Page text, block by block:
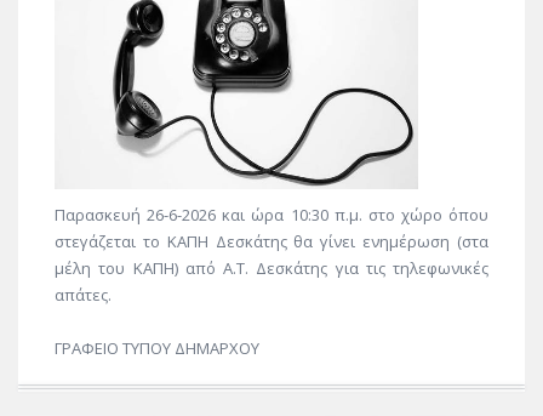
Παρασκευή 26-6-2026 και ώρα 10:30 π.μ. στο χώρο όπου
στεγάζεται το ΚΑΠΗ Δεσκάτης θα γίνει ενημέρωση (στα
μέλη του ΚΑΠΗ) από Α.Τ. Δεσκάτης για τις τηλεφωνικές
απάτες.
ΓΡΑΦΕΙΟ ΤΥΠΟΥ ΔΗΜΑΡΧΟΥ